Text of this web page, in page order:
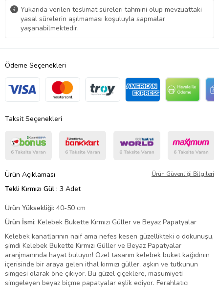
Yukarıda verilen teslimat süreleri tahmini olup mevzuattaki
yasal sürelerin aşılmaması koşuluyla sapmalar
yaşanabilmektedir.
Ödeme Seçenekleri
Taksit Seçenekleri
Ürün Açıklaması Ürün Güvenliği Bilgileri
Tekli Kırmızı Gül : 3 Adet
Ürün Yüksekliği: 40-50 cm
Ürün İsmi: Kelebek Bukette Kırmızı Güller ve Beyaz Papatyalar
Kelebek kanatlarının naif ama nefes kesen güzellikteki o dokunuşu,
şimdi Kelebek Bukette Kırmızı Güller ve Beyaz Papatyalar
aranjmanında hayat buluyor! Özel tasarım kelebek buket kağıdının
içerisinde bir araya gelen ithal kırmızı güller, aşkın ve tutkunun
simgesi olarak öne çıkıyor. Bu güzel çiçeklere, masumiyeti
simgeleyen beyaz biçme papatyalar eşlik ediyor. Ferahlatıcı